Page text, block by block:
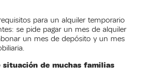
para un alquiler temporario
se pide pagar un mes de alquiler
un mes de depósito y un mes
situación de muchas familias